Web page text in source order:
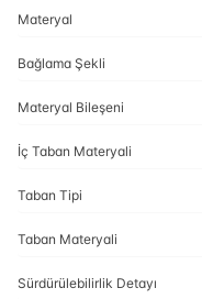
Materyal
Bağlama Şekli
Materyal Bileşeni
İç Taban Materyali
Taban Tipi
Taban Materyali
Sürdürülebilirlik Detayı